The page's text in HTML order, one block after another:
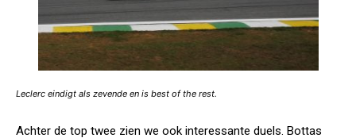
Leclerc eindigt als zevende en is best of the rest.
Achter de top twee zien we ook interessante duels. Bottas